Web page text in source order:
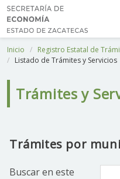
Inicio
Registro Estatal de
Listado de Trámites y Servicios
Trámites y
Trámites por
Buscar en este